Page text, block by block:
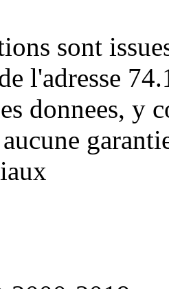
sont
l'adresse
donnees, y